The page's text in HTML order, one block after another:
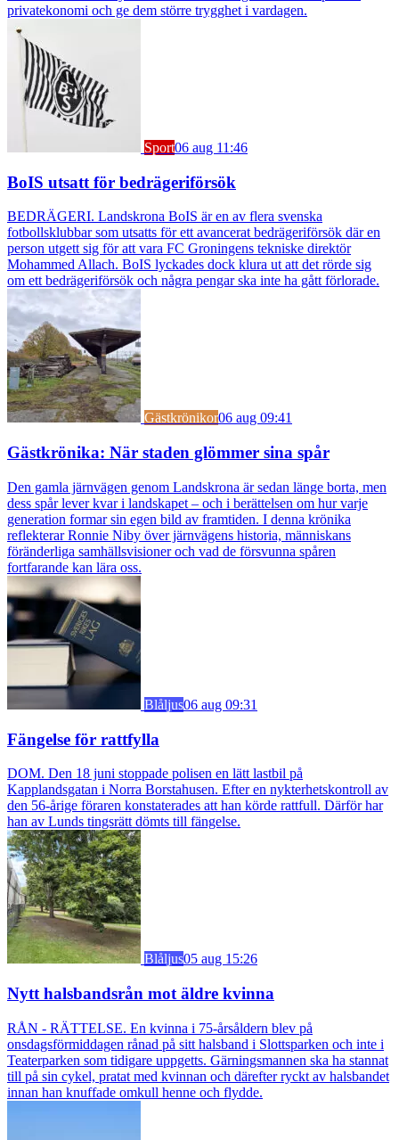
privatekonomi och ge dem större trygghet i vardagen.
Sport06 aug 11:46
BoIS utsatt för bedrägeriförsök
BEDRÄGERI. Landskrona BoIS är en av flera svenska
fotbollsklubbar som utsatts för ett avancerat bedrägeriförsök där en
person utgett sig för att vara FC Groningens tekniske direktör
Mohammed Allach. BoIS lyckades dock klura ut att det rörde sig
om ett bedrägeriförsök och några pengar ska inte ha gått förlorade.
Gästkrönikor06 aug 09:41
Gästkrönika: När staden glömmer sina spår
Den gamla järnvägen genom Landskrona är sedan länge borta, men
dess spår lever kvar i landskapet – och i berättelsen om hur varje
generation formar sin egen bild av framtiden. I denna krönika
reflekterar Ronnie Niby över järnvägens historia, människans
föränderliga samhällsvisioner och vad de försvunna spåren
fortfarande kan lära oss.
Blåljus06 aug 09:31
Fängelse för rattfylla
DOM. Den 18 juni stoppade polisen en lätt lastbil på
Kapplandsgatan i Norra Borstahusen. Efter en nykterhetskontroll av
den 56-årige föraren konstaterades att han körde rattfull. Därför har
han av Lunds tingsrätt dömts till fängelse.
Blåljus05 aug 15:26
Nytt halsbandsrån mot äldre kvinna
RÅN - RÄTTELSE. En kvinna i 75-årsåldern blev på
onsdagsförmiddagen rånad på sitt halsband i Slottsparken och inte i
Teaterparken som tidigare uppgetts. Gärningsmannen ska ha stannat
till på sin cykel, pratat med kvinnan och därefter ryckt av halsbandet
innan han knuffade omkull henne och flydde.